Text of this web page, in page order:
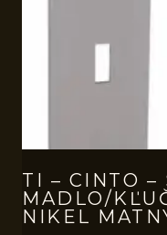
TI – CINTO –
MADLO/
NIKEL